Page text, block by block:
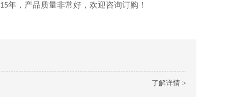
15年，产品质量非常好，欢迎咨询订购！
了解详情 >